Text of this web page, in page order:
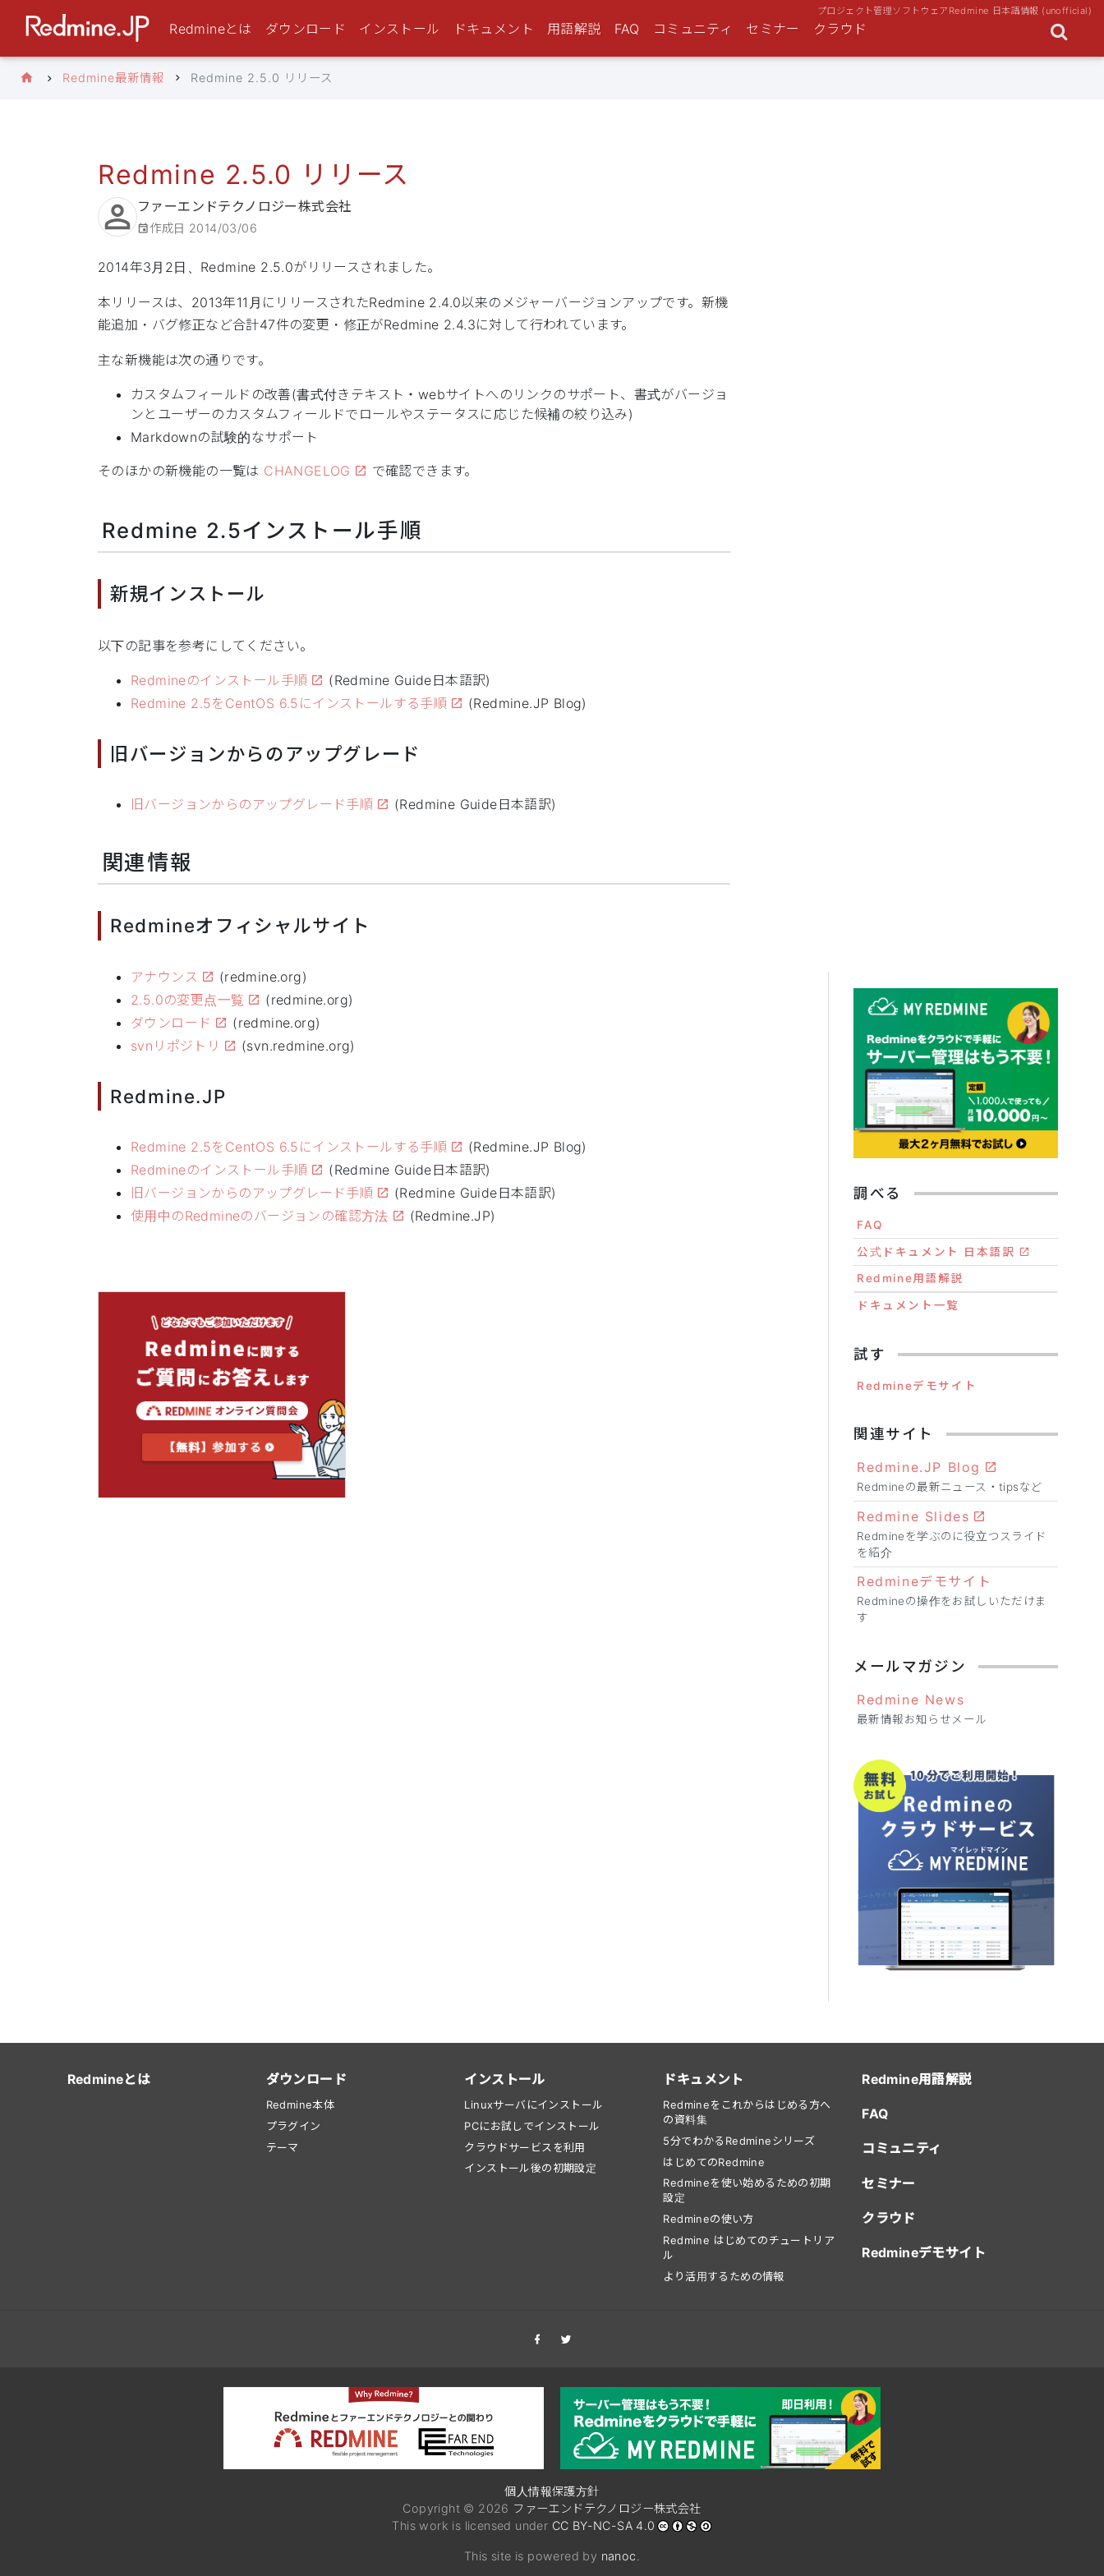
Redmineとは ダウンロード インストール ドキュメント 用語解説 FAQ コミュニティ セミナー クラウド
プロジェクト管理ソフトウェアRedmine 日本語情報 (unofficial)
Redmine最新情報 Redmine 2.5.0 リリース
Redmine 2.5.0 リリース
ファーエンドテクノロジー株式会社
作成日 2014/03/06
2014年3月2日、Redmine 2.5.0がリリースされました。
本リリースは、2013年11月にリリースされたRedmine 2.4.0以来のメジャーバージョンアップです。新機
能追加・バグ修正など合計47件の変更・修正がRedmine 2.4.3に対して行われています。
主な新機能は次の通りです。
カスタムフィールドの改善(書式付きテキスト・webサイトへのリンクのサポート、書式がバージョ
ンとユーザーのカスタムフィールドでロールやステータスに応じた候補の絞り込み)
Markdownの試験的なサポート
そのほかの新機能の一覧は CHANGELOG で確認できます。
Redmine 2.5インストール手順
新規インストール
以下の記事を参考にしてください。
Redmineのインストール手順
(Redmine Guide日本語訳)
Redmine 2.5をCentOS 6.5にインストールする手順
(Redmine.JP Blog)
旧バージョンからのアップグレード
旧バージョンからのアップグレード手順 (Redmine Guide日本語訳)
関連情報
Redmineオフィシャルサイト
アナウンス
(redmine.org)
2.5.0の変更点一覧
(redmine.org)
ダウンロード
(redmine.org)
svnリポジトリ
(svn.redmine.org)
Redmine.JP
Redmine 2.5をCentOS 6.5にインストールする手順
(Redmine.JP Blog)
Redmineのインストール手順
(Redmine Guide日本語訳)
旧バージョンからのアップグレード手順
(Redmine Guide日本語訳)
使用中のRedmineのバージョンの確認方法
(Redmine.JP)
調べる
FAQ
公式ドキュメント 日本語訳
Redmine用語解説
ドキュメント一覧
試す
Redmineデモサイト
関連サイト
Redmine.JP Blog
Redmineの最新ニュース・tipsなど
Redmine Slides
Redmineを学ぶのに役立つスライド
を紹介
Redmineデモサイト
Redmineの操作をお試しいただけま
す
メールマガジン
Redmine News
最新情報お知らせメール
Redmineとは ダウンロード
Redmine本体
プラグイン
テーマ
インストール
Linuxサーバにインストール
PCにお試しでインストール
クラウドサービスを利用
インストール後の初期設定
ドキュメント
Redmineをこれからはじめる方へ
の資料集
5分でわかるRedmineシリーズ
はじめてのRedmine
Redmineを使い始めるための初期
設定
Redmineの使い方
Redmine はじめてのチュートリア
ル
より活用するための情報
Redmine用語解説
FAQ
コミュニティ
セミナー
クラウド
Redmineデモサイト
個人情報保護方針
Copyright © 2026 ファーエンドテクノロジー株式会社
This work is licensed under CC BY-NC-SA 4.0
This site is powered by nanoc